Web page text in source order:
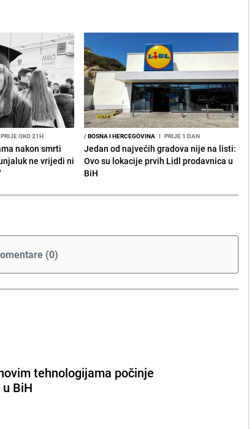
PRIJE OKO 21H
nakon smrti
ne vrijedi ni
/BOSNA I HERCEGOVINA I PRIJE 1 DAN
Jedan od najvećih gradova nije na listi:
Ovo su lokacije prvih Lidl prodavnica u
BiH
(0)
tehnologijama počinje
BiH